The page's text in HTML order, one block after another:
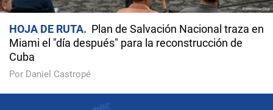
HOJA DE RUTA
Plan de Salvación Nacional traza en
Miami el "día después" para la reconstrucción de
Cuba
Por Daniel Castropé